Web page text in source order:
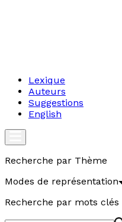
Lexique
Auteurs
Suggestions
English
Recherche par Thème
Modes de représentation
Recherche par mots clés